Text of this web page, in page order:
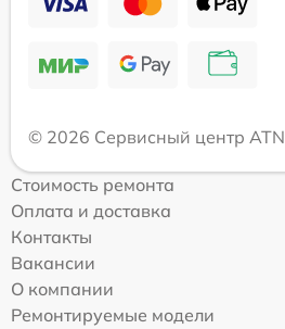
© 2026 Сервисный центр ATN
Стоимость ремонта
Оплата и доставка
Контакты
Вакансии
О компании
Ремонтируемые модели